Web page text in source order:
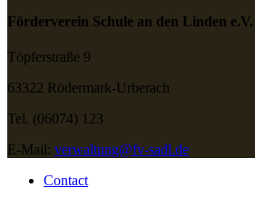
Förderverein Schule an den Linden e.V.
Töpferstraße 9
63322 Rödermark-Urberach
Tel. (06074) 123
E-Mail: verwaltung@fv-sadl.de
Contact